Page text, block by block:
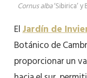
Cornus alba‘Sibirica’ y
ElJardín de
Botánico de
proporcionar un